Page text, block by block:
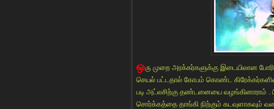
ஒரு முறை அரக்கர்களுக்கு இடையிலான
செயல் பட்டதால் கோபம் கொண்ட
படி அட்லசிற்கு தண்டனையை வழங்கினாராம்
சொர்க்கத்தை தாங்கி நிற்கும் கடவுளாகவும்